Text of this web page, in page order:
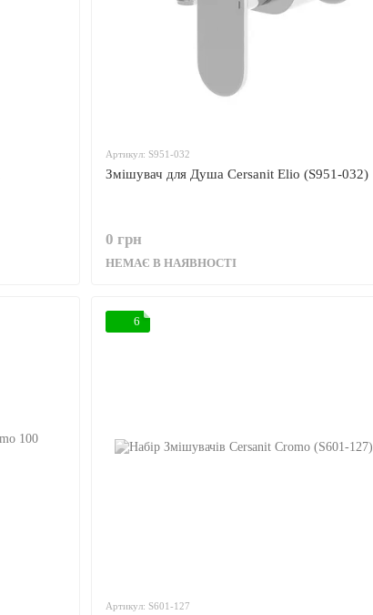
Артикул: S951-032
Змішувач для Душа Cersanit Elio (S951-032)
0 грн
НЕМАЄ В НАЯВНОСТІ
6
Артикул: S601-127